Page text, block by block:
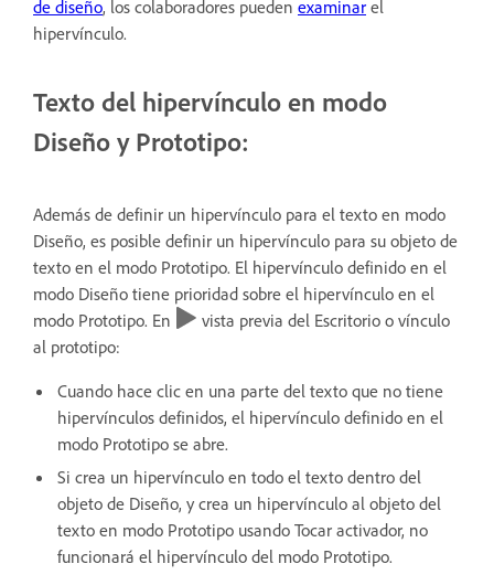
de diseño, los colaboradores pueden examinar el
hipervínculo.
Texto del hipervínculo en modo
Diseño y Prototipo:
Además de definir un hipervínculo para el texto en modo
Diseño, es posible definir un hipervínculo para su objeto de
texto en el modo Prototipo. El hipervínculo definido en el
modo Diseño tiene prioridad sobre el hipervínculo en el
modo Prototipo. En
vista previa del Escritorio o vínculo
al prototipo:
Cuando hace clic en una parte del texto que no tiene
hipervínculos definidos, el hipervínculo definido en el
modo Prototipo se abre.
Si crea un hipervínculo en todo el texto dentro del
objeto de Diseño, y crea un hipervínculo al objeto del
texto en modo Prototipo usando Tocar activador, no
funcionará el hipervínculo del modo Prototipo.